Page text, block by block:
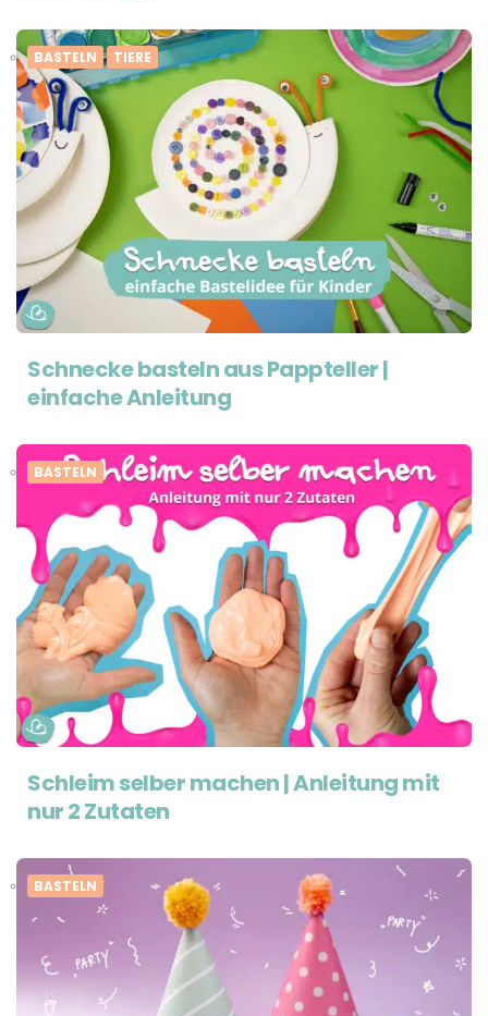
BASTELN TIERE
Schnecke basteln aus Pappteller |
einfache Anleitung
BASTELN
Schleim selber machen | Anleitung mit
nur 2 Zutaten
BASTELN